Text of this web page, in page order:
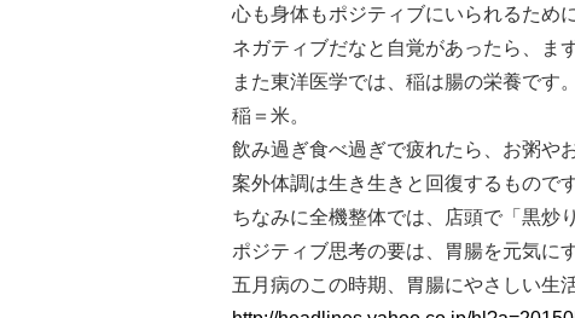
心も身体もポジティブにいられるため
ネガティブだなと自覚があったら、ま
また東洋医学では、稲は腸の栄養です。
稲＝米。
飲み過ぎ食べ過ぎで疲れたら、お粥や
案外体調は生き生きと回復するものです
ちなみに全機整体では、店頭で「黒炒
ポジティブ思考の要は、胃腸を元気に
五月病のこの時期、胃腸にやさしい生